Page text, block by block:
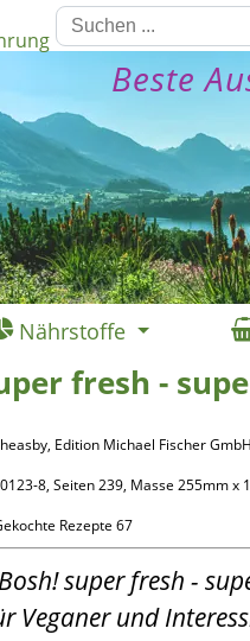
Beste
Nährstoffe
fresh -
Edition Michael Fischer GmbH
8, Seiten 239, Masse 255mm x
Rezepte 67
super fresh -
Veganer und